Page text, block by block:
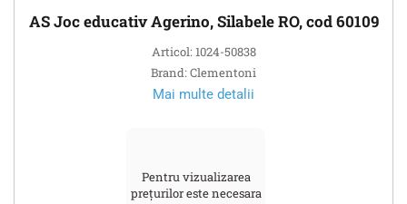
AS Joc educativ Agerino, Silabele RO, cod 60109
Articol: 1024-50838
Brand: Clementoni
Mai multe detalii
Pentru vizualizarea
prețurilor este necesara